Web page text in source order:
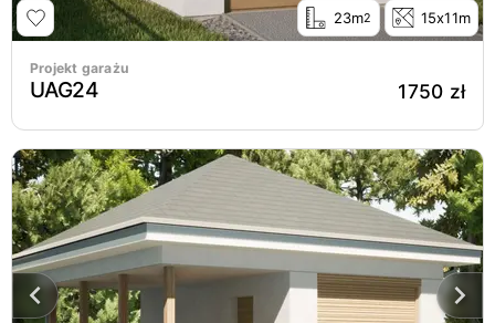
23m2 15x11m
Projekt garażu
UAG24 1750 zł